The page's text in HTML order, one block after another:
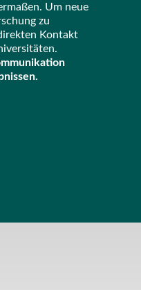
Um neue
zu
Kontakt